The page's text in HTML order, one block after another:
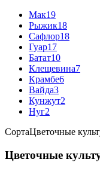
Мак19
Рыжик18
Сафлор18
Гуар17
Батат10
Клещевина7
Крамбе6
Вайда3
Кунжут2
Нуг2
СортаЦветочные
Цветочные